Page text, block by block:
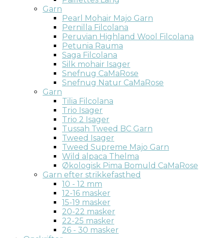
Garn
Pearl Mohair Majo Garn
Pernilla Filcolana
Peruvian Highland Wool Filcolana
Petunia Rauma
Saga Filcolana
Silk mohair Isager
Snefnug CaMaRose
Snefnug Natur CaMaRose
Garn
Tilia Filcolana
Trio Isager
Trio 2 Isager
Tussah Tweed BC Garn
Tweed Isager
Tweed Supreme Majo Garn
Wild alpaca Thelma
Økologisk Pima Bomuld CaMaRose
Garn efter strikkefasthed
10 - 12 mm
12-16 masker
15-19 masker
20-22 masker
22-25 masker
26 - 30 masker